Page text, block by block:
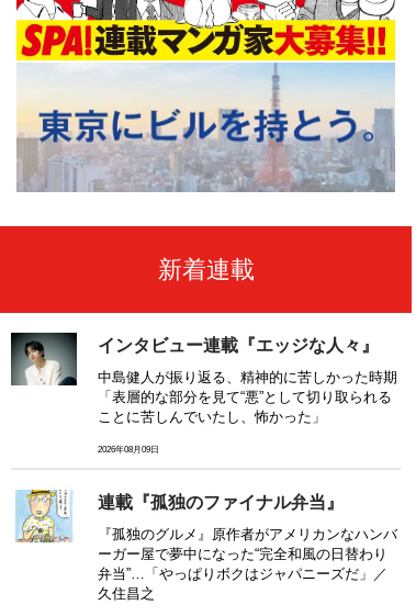
新着連載
インタビュー連載『エッジな人々』
中島健人が振り返る、精神的に苦しかった時期
「表層的な部分を見て“悪”として切り取られる
ことに苦しんでいたし、怖かった」
2026年08月09日
連載『孤独のファイナル弁当』
『孤独のグルメ』原作者がアメリカンなハンバ
ーガー屋で夢中になった“完全和風の日替わり
弁当”…「やっぱりボクはジャパニーズだ」／
久住昌之